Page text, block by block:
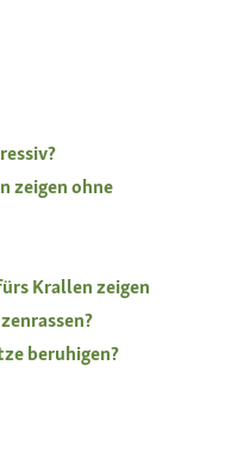
zeigen ohne
Krallen zeigen
beruhigen?